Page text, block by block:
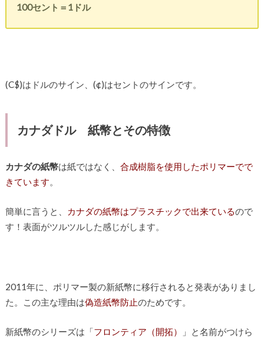
100セント＝1ドル
(C$)はドルのサイン、(¢)はセントのサインです。
カナダドル 紙幣とその特徴
カナダの紙幣は紙ではなく、 合成樹脂を使用したポリマーでで
きています。
簡単に言うと、 カナダの紙幣はプラスチックで出来ているので
す！表面がツルツルした感じがします。
2011年に、ポリマー製の新紙幣に移行されると発表がありまし
た。この主な理由は偽造紙幣防止のためです。
新紙幣のシリーズは「フロンティア（開拓）
」と名前がつけら